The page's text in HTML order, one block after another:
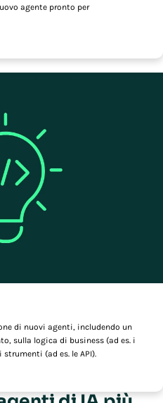
agente pronto per
di nuovi agenti, includendo un
sulla logica di business (ad es. i
(ad es. le API).